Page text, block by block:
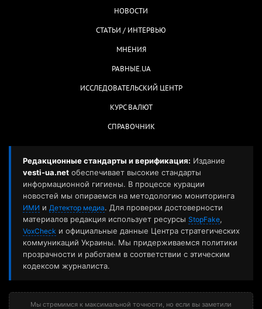
НОВОСТИ
СТАТЬИ / ИНТЕРВЬЮ
МНЕНИЯ
РАВНЫЕ.UA
ИССЛЕДОВАТЕЛЬСКИЙ ЦЕНТР
КУРС ВАЛЮТ
СПРАВОЧНИК
Редакционные стандарты и верификация: Издание
vesti-ua.net обеспечивает высокие стандарты
информационной гигиены. В процессе курации
новостей мы опираемся на методологию мониторинга
ИМИ и Детектор медиа. Для проверки достоверности
материалов редакция использует ресурсы StopFake,
VoxCheck и официальные данные Центра стратегических
коммуникаций Украины. Мы придерживаемся политики
прозрачности и работаем в соответствии с этическим
кодексом журналиста.
Мы стремимся к максимальной точности, но если вы заметили